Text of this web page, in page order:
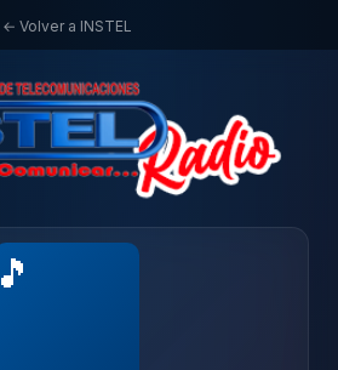
← Volver a INSTEL
🎵